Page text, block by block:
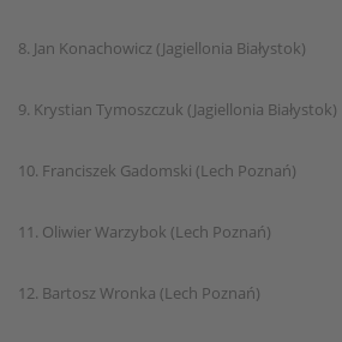
8. Jan Konachowicz (Jagiellonia Białystok)
9. Krystian Tymoszczuk (Jagiellonia Białystok)
10. Franciszek Gadomski (Lech Poznań)
11. Oliwier Warzybok (Lech Poznań)
12. Bartosz Wronka (Lech Poznań)